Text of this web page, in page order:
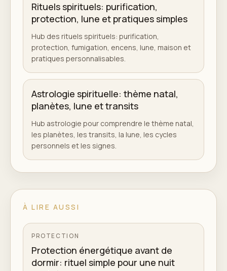
Rituels spirituels: purification,
protection, lune et pratiques simples
Hub des rituels spirituels: purification,
protection, fumigation, encens, lune, maison et
pratiques personnalisables.
Astrologie spirituelle: thème natal,
planètes, lune et transits
Hub astrologie pour comprendre le thème natal,
les planètes, les transits, la lune, les cycles
personnels et les signes.
À LIRE AUSSI
PROTECTION
Protection énergétique avant de
dormir: rituel simple pour une nuit